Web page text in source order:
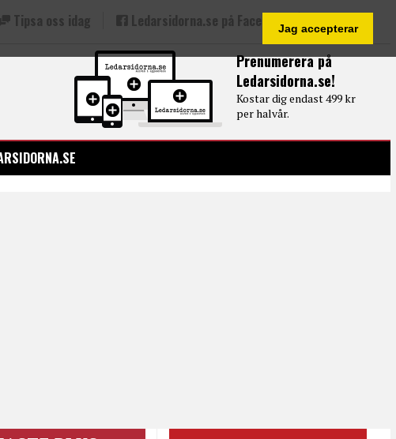
Jag accepterar
Prenumerera på
Ledarsidorna.se!
Kostar dig endast 499 kr
per halvår.
Tipsa oss idag Ledarsidorna.se på Facebook